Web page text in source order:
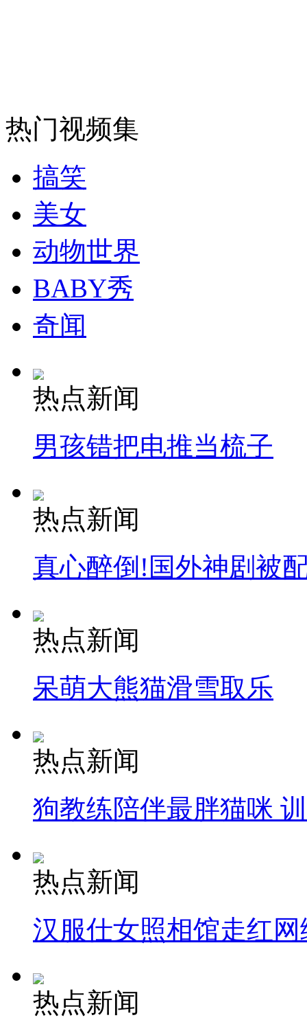
安徽一实载49人客车翻车
走！跟着总书记去植树
消防员救轻生者 花炮节热闹非凡
司机酒驾遇交警 急速倒车逃窜
热门视频集
搞笑
美女
动物世界
BABY秀
奇闻
热点新闻
男孩错把电推当梳子
热点新闻
真心醉倒!国外神剧被
热点新闻
呆萌大熊猫滑雪取乐
热点新闻
狗教练陪伴最胖猫咪
热点新闻
汉服仕女照相馆走红网
热点新闻